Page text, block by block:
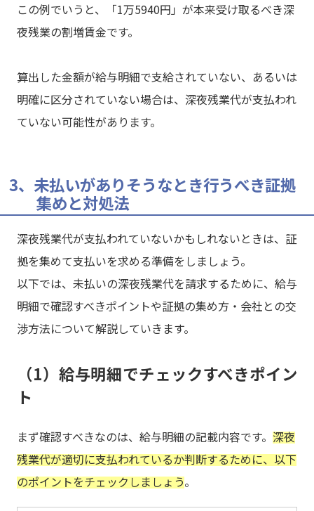
この例でいうと、「1万5940円」が本来受け取るべき深
夜残業の割増賃金です。
算出した金額が給与明細で支給されていない、あるいは
明確に区分されていない場合は、深夜残業代が支払われ
ていない可能性があります。
3、未払いがありそうなとき行うべき証拠
集めと対処法
深夜残業代が支払われていないかもしれないときは、証
拠を集めて支払いを求める準備をしましょう。
以下では、未払いの深夜残業代を請求するために、給与
明細で確認すべきポイントや証拠の集め方・会社との交
渉方法について解説していきます。
（1）給与明細でチェックすべきポイン
ト
まず確認すべきなのは、給与明細の記載内容です。 深夜
残業代が適切に支払われているか判断するために、以下
のポイントをチェックしましょう。